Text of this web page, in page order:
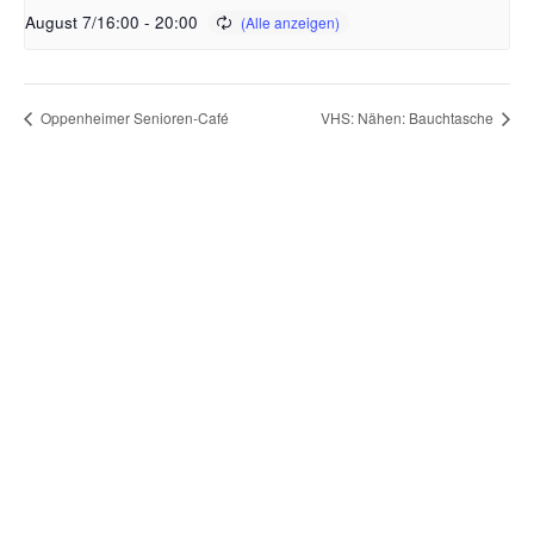
August 7/16:00 - 20:00
Oppenheimer Senioren-Café VHS: Nähen: Bauchtasche